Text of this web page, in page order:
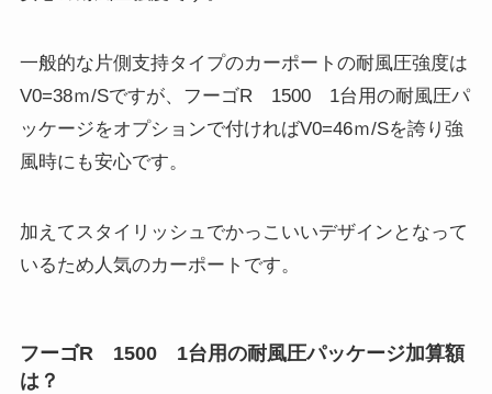
一般的な片側支持タイプのカーポートの耐風圧強度は
V0=38ｍ/Sですが、フーゴR 1500 1台用の耐風圧パ
ッケージをオプションで付ければV0=46ｍ/Sを誇り強
風時にも安心です。
加えてスタイリッシュでかっこいいデザインとなって
いるため人気のカーポートです。
フーゴR 1500 1台用の耐風圧パッケージ加算額
は？